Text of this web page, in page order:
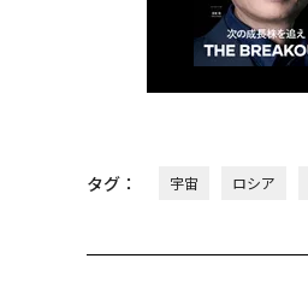
タグ： 宇宙 ロシア